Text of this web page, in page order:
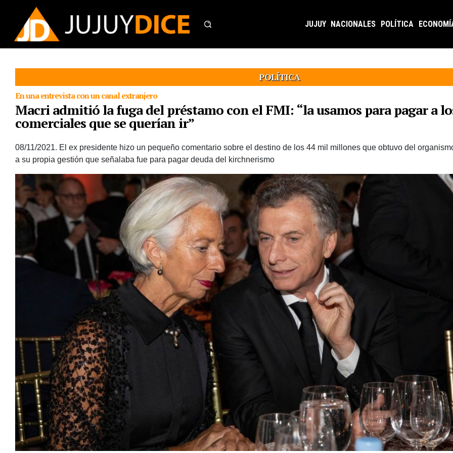
JUJUY NACIONALES POLÍTICA
POLÍTICA
En una entrevista con un canal extranjero
Macri admitió la fuga del préstamo con el FMI: “la usamos para pagar a
comerciales que se querían ir”
08/11/2021. El ex presidente hizo un pequeño comentario sobre el destino de los 44 mil millones que obtuvo del
a su propia gestión que señalaba fue para pagar deuda del kirchnerismo